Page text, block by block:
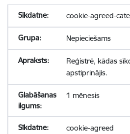
cookie-agreed-
Nepieciešams
Reģistrē, kādas
apstiprinājis.
1 mēnesis
cookie-agreed